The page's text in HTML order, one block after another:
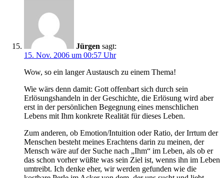
Jürgen sagt:
15. Nov. 2006 um 00:57 Uhr
Wow, so ein langer Austausch zu einem Thema!
Wie wärs denn damit: Gott offenbart sich durch sein
Erlösungshandeln in der Geschichte, die Erlösung wird aber
erst in der persönlichen Begegnung eines menschlichen
Lebens mit Ihm konkrete Realität für dieses Leben.
Zum anderen, ob Emotion/Intuition oder Ratio, der Irrtum der
Menschen besteht meines Erachtens darin zu meinen, der
Mensch wäre auf der Suche nach „Ihm“ im Leben, als ob er
das schon vorher wüßte was sein Ziel ist, wenns ihn im Leben
umtreibt. Ich denke eher, wir werden gefunden wie die